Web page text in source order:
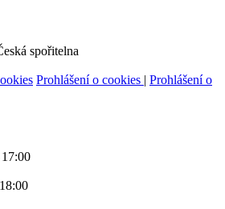
spořitelna
Prohlášení o cookies | Prohlášení o